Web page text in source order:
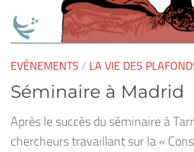
EVÉNEMENTS / LA VIE DES
Séminaire à Madrid
Après le succès du séminaire à
chercheurs travaillant sur la «